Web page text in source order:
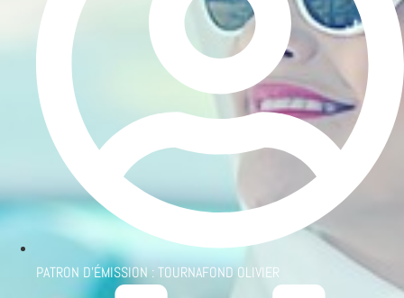
PATRON D'ÉMISSION :TOURNAFOND OLIVIER